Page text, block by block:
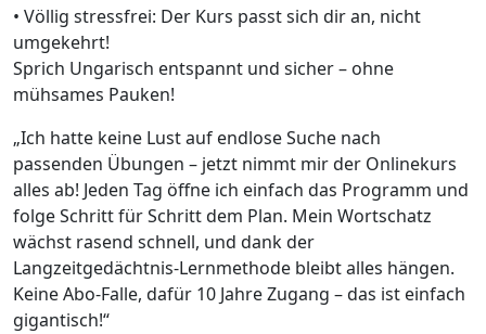
• Völlig stressfrei: Der Kurs passt sich dir an, nicht
umgekehrt!
Sprich Ungarisch entspannt und sicher – ohne
mühsames Pauken!
„Ich hatte keine Lust auf endlose Suche nach
passenden Übungen – jetzt nimmt mir der Onlinekurs
alles ab! Jeden Tag öffne ich einfach das Programm und
folge Schritt für Schritt dem Plan. Mein Wortschatz
wächst rasend schnell, und dank der
Langzeitgedächtnis-Lernmethode bleibt alles hängen.
Keine Abo-Falle, dafür 10 Jahre Zugang – das ist einfach
gigantisch!“